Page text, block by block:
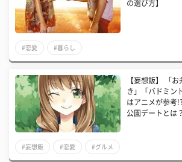
の選び方】
#恋愛 #暮らし
【妄想飯】 「
き」「バドミン
はアニメが参考
公園デートとは
#妄想飯 #恋愛 #グルメ